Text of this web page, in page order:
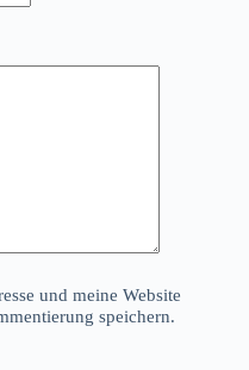
und meine Website
speichern.